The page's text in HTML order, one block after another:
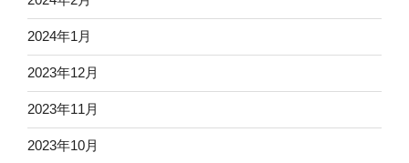
2024年1月
2023年12月
2023年11月
2023年10月